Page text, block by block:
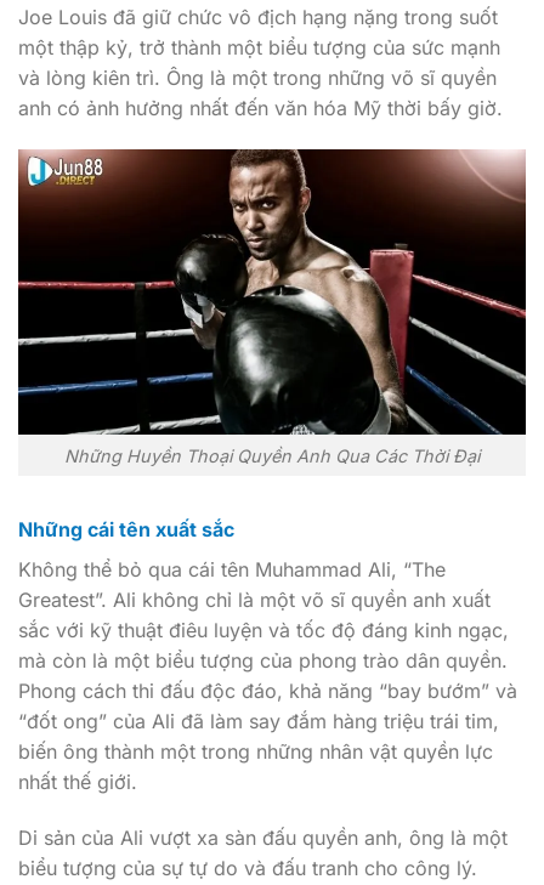
Joe Louis đã giữ chức vô địch hạng nặng trong suốt
một thập kỷ, trở thành một biểu tượng của sức mạnh
và lòng kiên trì. Ông là một trong những võ sĩ quyền
anh có ảnh hưởng nhất đến văn hóa Mỹ thời bấy giờ.
Những Huyền Thoại Quyền Anh Qua Các Thời Đại
Những cái tên xuất sắc
Không thể bỏ qua cái tên Muhammad Ali, “The
Greatest”. Ali không chỉ là một võ sĩ quyền anh xuất
sắc với kỹ thuật điêu luyện và tốc độ đáng kinh ngạc,
mà còn là một biểu tượng của phong trào dân quyền.
Phong cách thi đấu độc đáo, khả năng “bay bướm” và
“đốt ong” của Ali đã làm say đắm hàng triệu trái tim,
biến ông thành một trong những nhân vật quyền lực
nhất thế giới.
Di sản của Ali vượt xa sàn đấu quyền anh, ông là một
biểu tượng của sự tự do và đấu tranh cho công lý.